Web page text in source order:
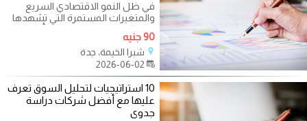
في ظل النمو الاقتصادي السريع
والمتغيرات المستمرة التي تشهدها
المملكة العربية السعودية، أصبح
90 جنيه
شبرا الخيمة، جدة
10 استراتيجيات لتحليل السوق تعرف
عليها مع أفضل شركات دراسة
جدوى